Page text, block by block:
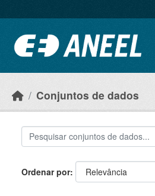
Conjuntos de dados
Ordenar por